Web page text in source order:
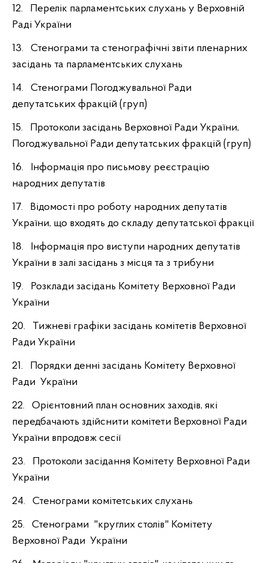
12. Перелік парламентських слухань у Верховній
Раді України
13. Стенограми та стенографічні звіти пленарних
засідань та парламентських слухань
14. Стенограми Погоджувальної Ради
депутатських фракцій (груп)
15. Протоколи засідань Верховної Ради України,
Погоджувальної Ради депутатських фракцій (груп)
16. Інформація про письмову реєстрацію
народних депутатів
17. Відомості про роботу народних депутатів
України, що входять до складу депутатської фракції
18. Інформація про виступи народних депутатів
України в залі засідань з місця та з трибуни
19. Розклади засідань Комітету Верховної Ради
України
20. Тижневі графіки засідань комітетів Верховної
Ради України
21. Порядки денні засідань Комітету Верховної
Ради України
22. Орієнтовний план основних заходів, які
передбачають здійснити комітети Верховної Ради
України впродовж сесії
23. Протоколи засідання Комітету Верховної Ради
України
24. Стенограми комітетських слухань
25. Стенограми "круглих столів" Комітету
Верховної Ради України